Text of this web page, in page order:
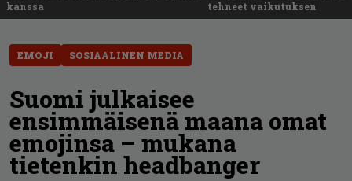
kanssa
tehneet vaikutuksen
EMOJI SOSIAALINEN MEDIA
Suomi julkaisee
ensimmäisenä maana omat
emojinsa – mukana
tietenkin headbanger